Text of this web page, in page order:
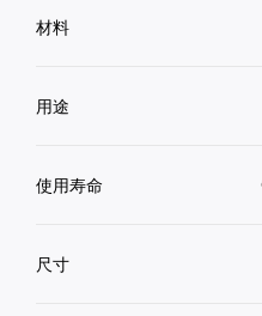
材料
用途
使用寿命
尺寸